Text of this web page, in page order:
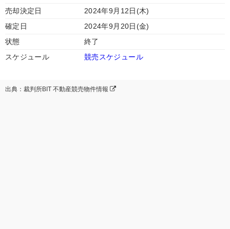
売却決定日
2024年9月12日(木)
確定日
2024年9月20日(金)
状態
終了
スケジュール
競売スケジュール
出典：裁判所BIT 不動産競売物件情報